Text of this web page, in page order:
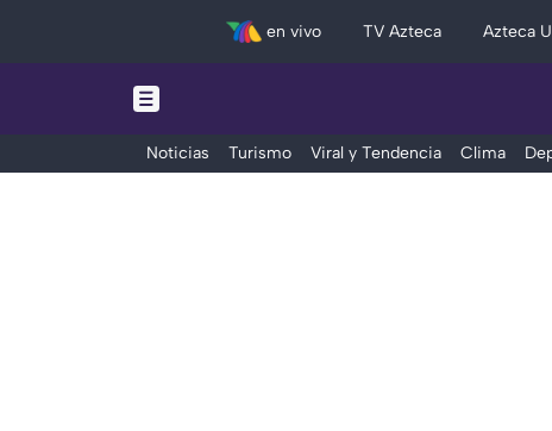
en vivo TV Azteca Azteca
Noticias Turismo Viral y Tendencia Clima